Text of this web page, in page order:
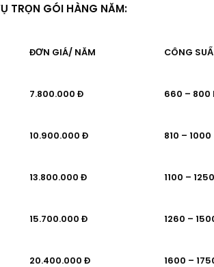
TRỌN GÓI HÀNG NĂM:
ĐƠN GIÁ/ NĂM CÔNG
7.800.000 Đ 660 – 800
10.900.000 Đ 810 – 1000
13.800.000 Đ 1100 –
15.700.000 Đ 1260 –
20.400.000 Đ 1600 –